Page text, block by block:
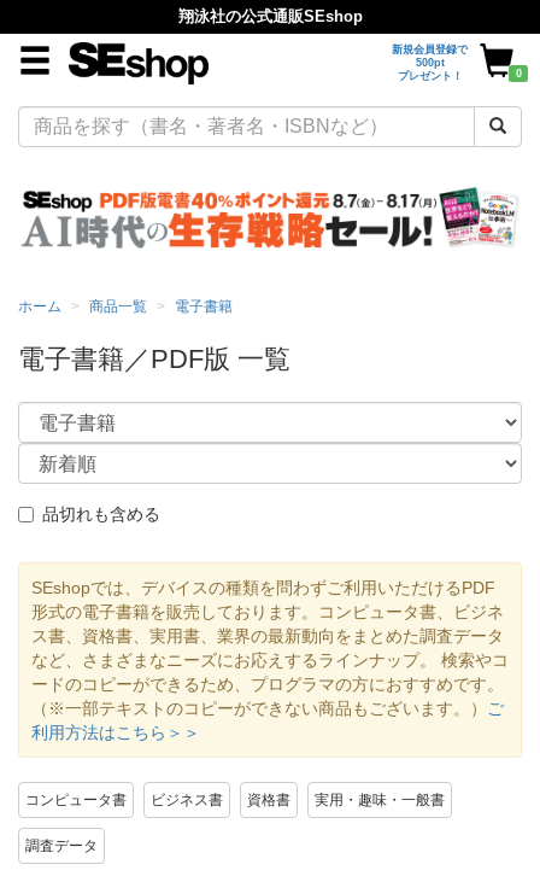
翔泳社の公式通販SEshop
新規会員登録で
500pt
プレゼント！
0
ホーム 商品一覧 電子書籍
電子書籍／PDF版 一覧
品切れも含める
SEshopでは、デバイスの種類を問わずご利用いただけるPDF
形式の電子書籍を販売しております。コンピュータ書、ビジネ
ス書、資格書、実用書、業界の最新動向をまとめた調査データ
など、さまざまなニーズにお応えするラインナップ。 検索やコ
ードのコピーができるため、プログラマの方におすすめです。
（※一部テキストのコピーができない商品もございます。）
ご
利用方法はこちら＞＞
コンピュータ書 ビジネス書 資格書 実用・趣味・一般書
調査データ